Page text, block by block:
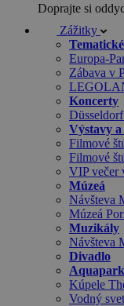
Doprajte si
Zážitky
Europa-
Zábava v
Koncerty
Výstavy a
Filmové
Filmové
VIP večer
Múzeá
Návšteva
Múzeá
Muzikály
Návšteva
Divadlo
Kúpele
Vodný